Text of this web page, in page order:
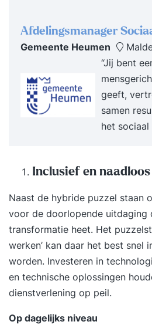
Afdelingsmanager
Gemeente Heumen
“Jij bent
geeft,
samen
het sociaal
Inclusief en
Naast de hybride puzzel staan
voor de doorlopende uitdaging
transformatie heet. Het
werken’ kan daar het best snel
worden. Investeren in
en technische oplossingen
dienstverlening op peil.
Op dagelijks niveau